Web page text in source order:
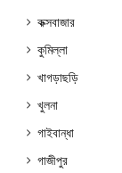
কক্সবাজার
কুমিল্লা
খাগড়াছড়ি
খুলনা
গাইবান্ধা
গাজীপুর